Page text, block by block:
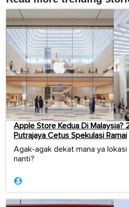
Apple Store Kedua Di Malaysia?
Putrajaya Cetus Spekulasi Ramai
Agak-agak dekat mana ya
nanti?